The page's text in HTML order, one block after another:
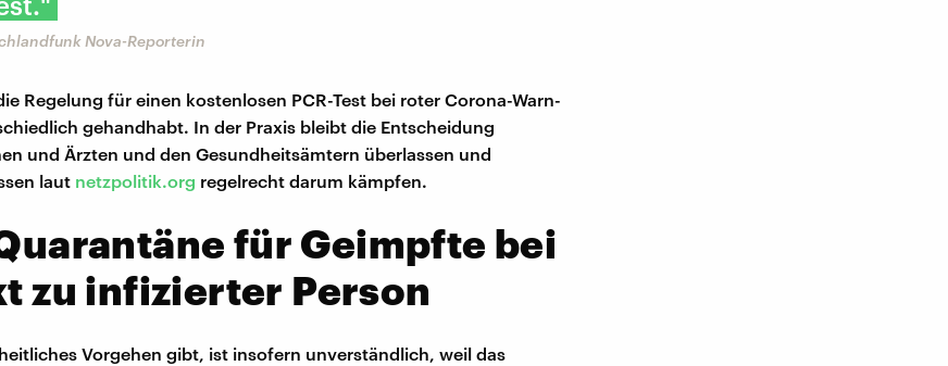
Nova-Reporterin
Regelung für einen kostenlosen PCR-Test bei roter Corona-Warn-
gehandhabt. In der Praxis bleibt die Entscheidung
und Ärzten und den Gesundheitsämtern überlassen und
laut netzpolitik.org regelrecht darum kämpfen.
für Geimpfte bei
zu infizierter Person
Vorgehen gibt, ist insofern unverständlich, weil das